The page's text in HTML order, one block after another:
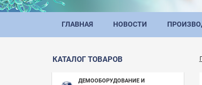
ГЛАВНАЯ НОВОСТИ
КАТАЛОГ ТОВАРОВ
ДЕМООБОРУДОВАНИЕ И